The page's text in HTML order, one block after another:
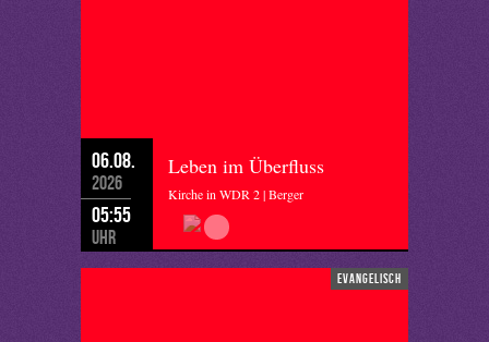
06.08.
2026
05:55
Uhr
Leben im Überfluss
Kirche in WDR 2 | Berger
evangelisch